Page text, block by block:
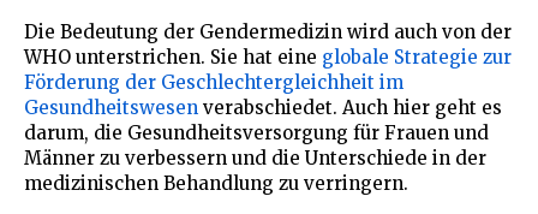
Die Bedeutung der Gendermedizin wird auch von der
WHO unterstrichen. Sie hat eine globale Strategie zur
Förderung der Geschlechtergleichheit im
Gesundheitswesen verabschiedet. Auch hier geht es
darum, die Gesundheitsversorgung für Frauen und
Männer zu verbessern und die Unterschiede in der
medizinischen Behandlung zu verringern.